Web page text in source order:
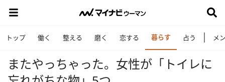
トップ 働く 整える 磨く 恋する 暮らす 占う メ
またやっちゃった。女性が「トイレに